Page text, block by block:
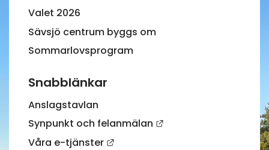
Valet 2026
Sävsjö centrum byggs om
Sommarlovsprogram
Snabblänkar
Anslagstavlan
Synpunkt och felanmälan
Länk till annan
Våra e-tjänster